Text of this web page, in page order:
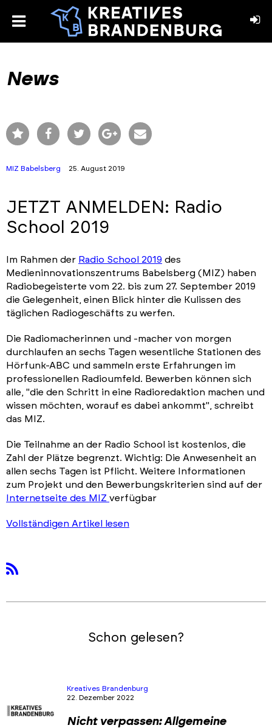
toggle
News
MIZ Babelsberg 25. August 2019
JETZT ANMELDEN: Radio
School 2019
Im Rahmen der Radio School 2019 des
Medieninnovationszentrums Babelsberg (MIZ) haben
Radiobegeisterte vom 22. bis zum 27. September 2019
die Gelegenheit, einen Blick hinter die Kulissen des
täglichen Radiogeschäfts zu werfen.
Die Radiomacherinnen und -macher von morgen
durchlaufen an sechs Tagen wesentliche Stationen des
Hörfunk-ABC und sammeln erste Erfahrungen im
professionellen Radioumfeld. Bewerben können sich
alle, "die den Schritt in eine Radioredaktion machen und
wissen möchten, worauf es dabei ankommt", schreibt
das MIZ.
Die Teilnahme an der Radio School ist kostenlos, die
Zahl der Plätze begrenzt. Wichtig: Die Anwesenheit an
allen sechs Tagen ist Pflicht. Weitere Informationen
zum Projekt und den Bewerbungskriterien sind auf der
Internetseite des MIZ verfügbar
Vollständigen Artikel lesen
Schon gelesen?
Kreatives Brandenburg
22. Dezember 2022
Nicht verpassen: Allgemeine